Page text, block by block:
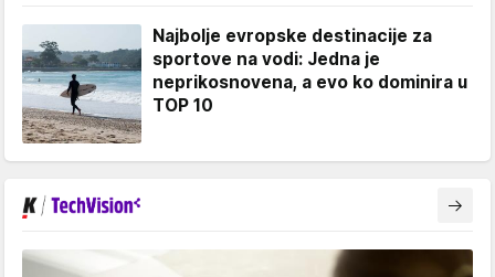
Najbolje evropske destinacije za
sportove na vodi: Jedna je
neprikosnovena, a evo ko dominira u
TOP 10